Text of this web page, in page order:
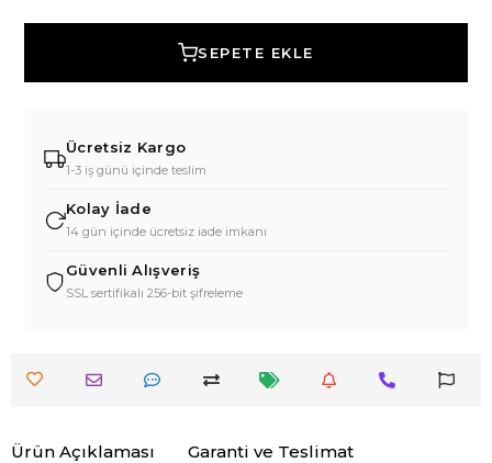
SEPETE EKLE
Ücretsiz Kargo
1-3 iş günü içinde teslim
Kolay İade
14 gün içinde ücretsiz iade imkanı
Güvenli Alışveriş
SSL sertifikalı 256-bit şifreleme
Ürün Açıklaması Garanti ve Teslimat